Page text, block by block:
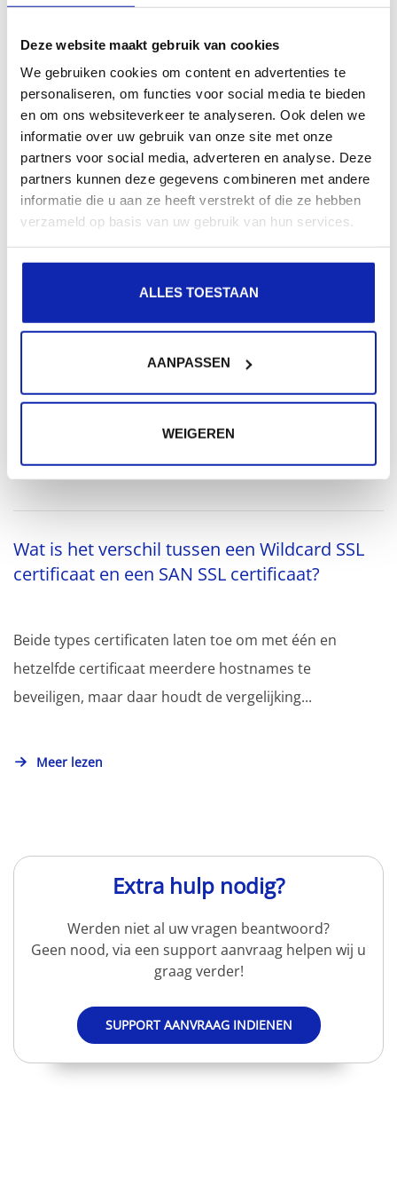
Deze website maakt gebruik van cookies
We gebruiken cookies om content en advertenties te
personaliseren, om functies voor social media te bieden
en om ons websiteverkeer te analyseren. Ook delen we
informatie over uw gebruik van onze site met onze
partners voor social media, adverteren en analyse. Deze
partners kunnen deze gegevens combineren met andere
informatie die u aan ze heeft verstrekt of die ze hebben
verzameld op basis van uw gebruik van hun services.
ALLES TOESTAAN
AANPASSEN
WEIGEREN
certificaatmanagement, maar zoals bij elk goed
Zwitsers zakmes spendeer je overmatig veel tijd...
Meer lezen
Een Certificate Authority (CA) is een organisatie die
digitale certificaten aan personen of bedrijven verleent
na hun identiteit gecontroleerd te...
Wat is het verschil tussen een Wildcard SSL
certificaat en een SAN SSL certificaat?
Beide types certificaten laten toe om met één en
hetzelfde certificaat meerdere hostnames te
beveiligen, maar daar houdt de vergelijking...
Meer lezen
Extra hulp nodig?
Werden niet al uw vragen beantwoord?
Geen nood, via een support aanvraag helpen wij u
graag verder!
SUPPORT AANVRAAG INDIENEN